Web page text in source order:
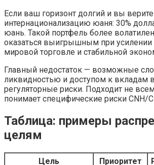
Если ваш горизонт долгий и вы
интернационализацию юаня: 30%
юань. Такой портфель более
оказаться выигрышным при усилении
мировой торговле и стабильной
Главный недостаток — возможные
ликвидностью и доступом к вкладам
регуляторные риски. Подходит не
понимает специфические риски CNH/
Таблица: примеры
целям
Цель Приоритет